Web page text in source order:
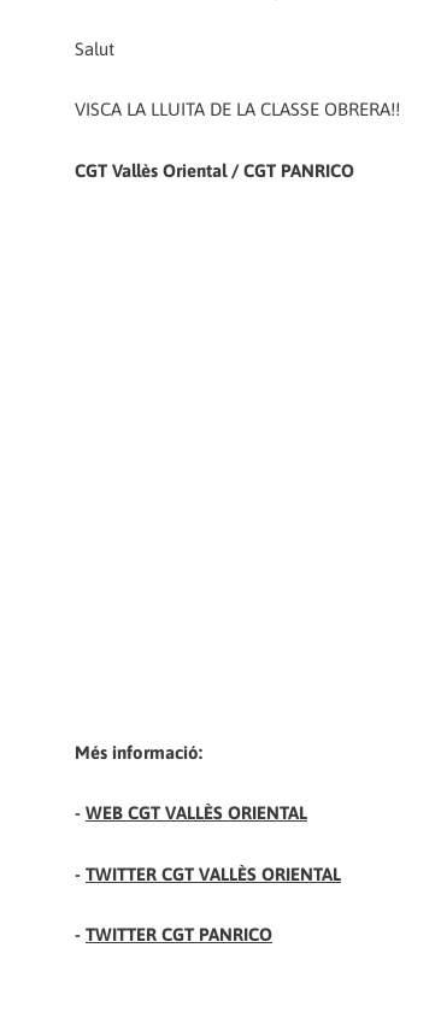
Salut
VISCA LA LLUITA DE LA CLASSE OBRERA!!
CGT Vallès Oriental / CGT PANRICO
Més informació:
- WEB CGT VALLÈS ORIENTAL
- TWITTER CGT VALLÈS ORIENTAL
- TWITTER CGT PANRICO